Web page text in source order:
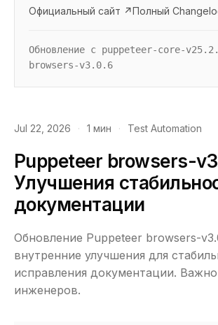
Официальный сайт ↗Полный
Обновление с puppeteer-core-
browsers-v3.0.6
Jul 22, 2026 · 1 мин · Test Automation
Puppeteer browsers-
Улучшения
документации
Обновление Puppeteer browsers-
внутренние улучшения для
исправления документации.
инженеров.